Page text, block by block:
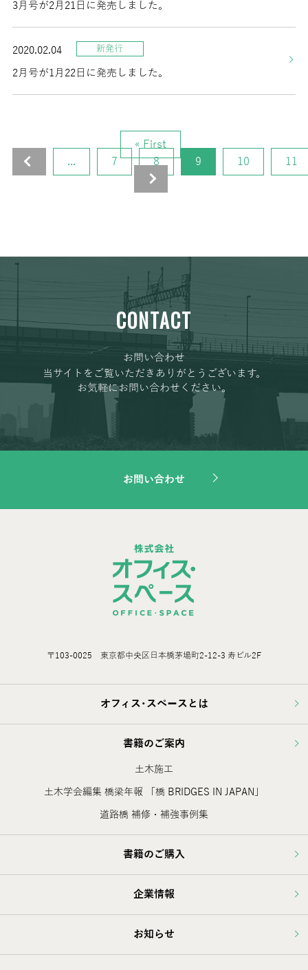
3月号が2月21日に発売しました。
2020.02.04 新発行
2月号が1月22日に発売しました。
« First
«
... 7 8 9 10
11
»
CONTACT
お問い合わせ
当サイトをご覧いただきありがとうございます。
お気軽にお問い合わせください。
お問い合わせ
〒103-0025 東京都中央区日本橋茅場町2-12-3 寿ビル2F
オフィス･スペースとは
書籍のご案内
土木施工
土木学会編集 橋梁年報 「橋 BRIDGES IN JAPAN」
道路橋 補修・補強事例集
書籍のご購入
企業情報
お知らせ